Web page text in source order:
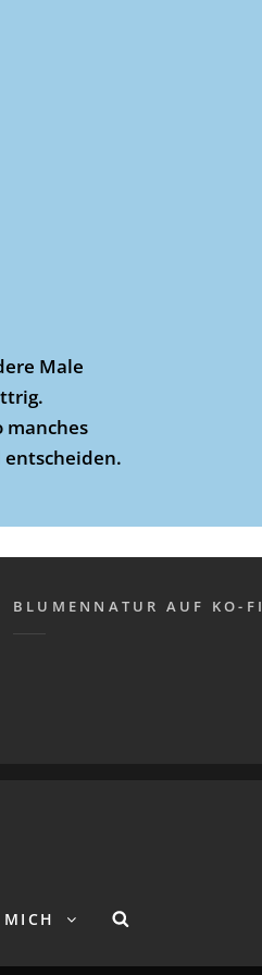
MICH
Male
manches
BLUMENNATUR AUF KO-FI